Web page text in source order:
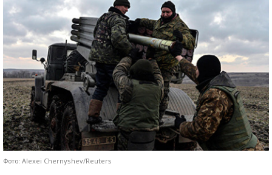
Фото: Alexei Chernyshev/Reuters